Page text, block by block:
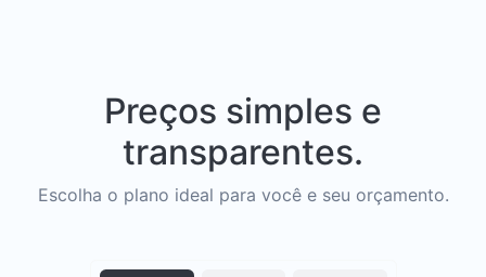
Preços simples e
transparentes.
Escolha o plano ideal para você e seu orçamento.